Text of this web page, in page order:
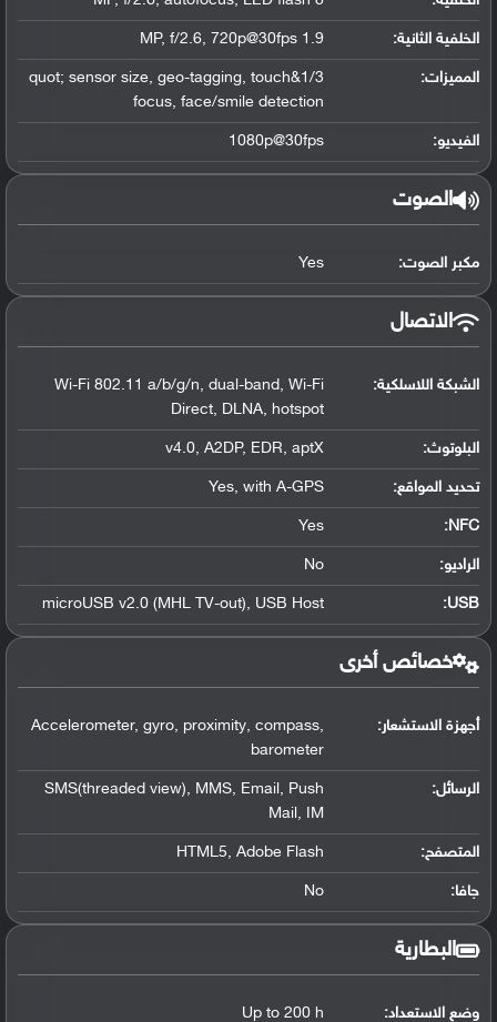
الخلفية الثانية: 1.9 MP, f/2.6, 720p@30fps
المميزات:
1/3&quot; sensor size, geo-tagging, touch
focus, face/smile detection
الفيديو: 1080p@30fps
الصوت
مكبر الصوت: Yes
الاتصال
الشبكة اللاسلكية:
Wi-Fi 802.11 a/b/g/n, dual-band, Wi-Fi
Direct, DLNA, hotspot
البلوتوث:
v4.0, A2DP, EDR, aptX
تحديد المواقع:
Yes, with A-GPS
NFC
:
Yes
الراديو: No
USB
:
microUSB v2.0 (MHL TV-out), USB Host
خصائص أخرى
أجهزة الاستشعار:
Accelerometer, gyro, proximity, compass,
barometer
الرسائل:
SMS(threaded view), MMS, Email, Push
Mail, IM
المتصفح: HTML5, Adobe Flash
جافا: No
البطارية
وضع الاستعداد: Up to 200 h